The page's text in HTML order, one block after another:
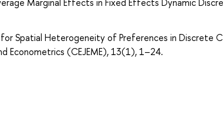
Spatial Heterogeneity of Preferences in Discrete
Econometrics (CEJEME), 13(1), 1–24.